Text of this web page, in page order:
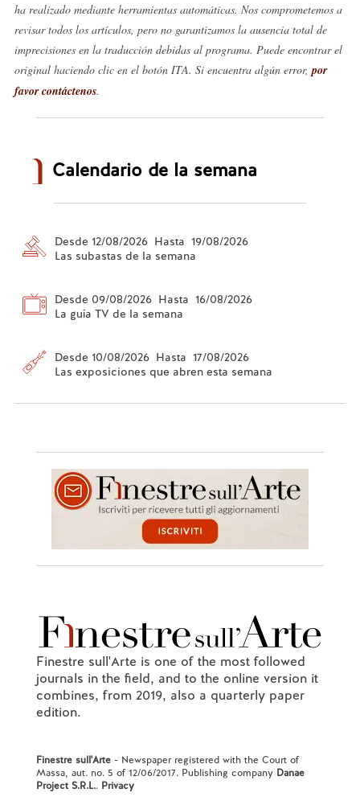
ha realizado mediante herramientas automáticas. Nos comprometemos a
revisar todos los artículos, pero no garantizamos la ausencia total de
imprecisiones en la traducción debidas al programa. Puede encontrar el
original haciendo clic en el botón ITA. Si encuentra algún error, por
favor contáctenos.
Calendario de la semana
Desde 12/08/2026 Hasta 19/08/2026
Las subastas de la semana
Desde 09/08/2026 Hasta 16/08/2026
La guía TV de la semana
Desde 10/08/2026 Hasta 17/08/2026
Las exposiciones que abren esta semana
Finestre sull'Arte is one of the most followed
journals in the field, and to the online version it
combines, from 2019, also a quarterly paper
edition.
Finestre sull'Arte- Newspaper registered with the Court of
Massa, aut. no. 5 of 12/06/2017. Publishing company Danae
Project S.R.L.. Privacy